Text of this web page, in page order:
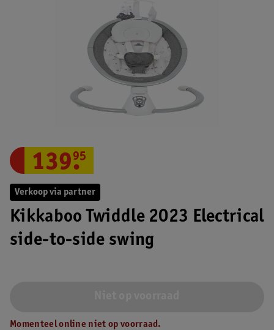
Verkoop via partner
Kikkaboo Twiddle 2023 Electrical
side-to-side swing
139.
95
Momenteel online niet op voorraad.